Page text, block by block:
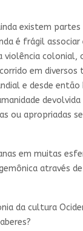
existem partes
é frágil associar
colonial,
em diversos
e desde
devolvida
ou apropriadas
em muitas
através
da cultura